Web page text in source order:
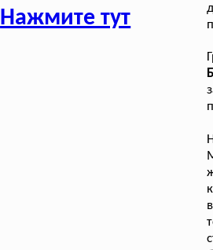
Нажмите тут